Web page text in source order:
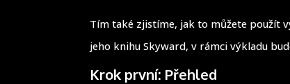
Tím také zjistíme, jak to můžete použít
jeho knihu Skyward, v rámci výkladu
Krok první: Přehled